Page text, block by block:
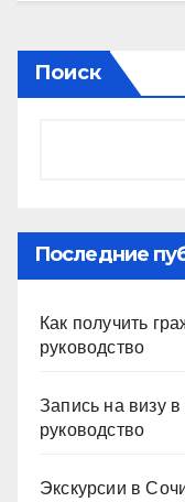
Поиск
Последние
Как получить
руководство
Запись на визу
руководство
Экскурсии в